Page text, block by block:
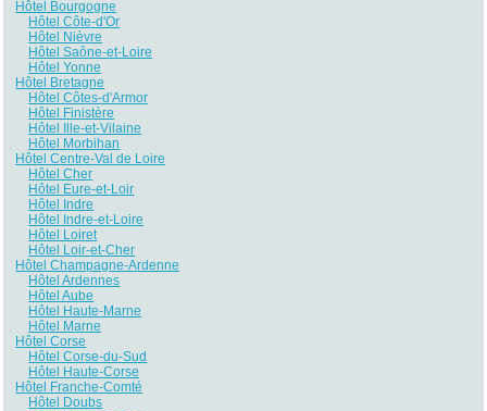
Hôtel Bourgogne
Hôtel Côte-d'Or
Hôtel Nièvre
Hôtel Saône-et-Loire
Hôtel Yonne
Hôtel Bretagne
Hôtel Côtes-d'Armor
Hôtel Finistère
Hôtel Ille-et-Vilaine
Hôtel Morbihan
Hôtel Centre-Val de Loire
Hôtel Cher
Hôtel Eure-et-Loir
Hôtel Indre
Hôtel Indre-et-Loire
Hôtel Loiret
Hôtel Loir-et-Cher
Hôtel Champagne-Ardenne
Hôtel Ardennes
Hôtel Aube
Hôtel Haute-Marne
Hôtel Marne
Hôtel Corse
Hôtel Corse-du-Sud
Hôtel Haute-Corse
Hôtel Franche-Comté
Hôtel Doubs